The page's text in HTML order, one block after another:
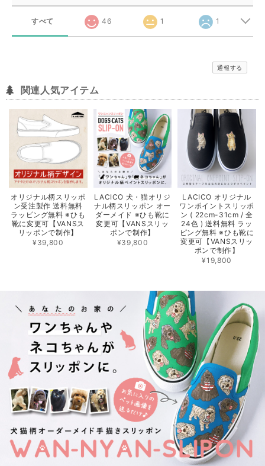
すべて 46 1 1
通報する
関連人気アイテム
オリジナル柄スリッポ
ン受注製作 送料無料
ラッピング無料 ※ひも
靴に変更可【VANSス
リッポンで制作】
¥39,800
LACICO 犬・猫オリジ
ナル柄スリッポン オー
ダーメイド ※ひも靴に
変更可【VANSスリッ
ポンで制作】
¥39,800
LACICO オリジナル
ワンポイントスリッポ
ン ( 22cm-31cm / 全
24色 ) 送料無料 ラッ
ピング無料 ※ひも靴に
変更可【VANSスリッ
ポンで制作】
¥19,800